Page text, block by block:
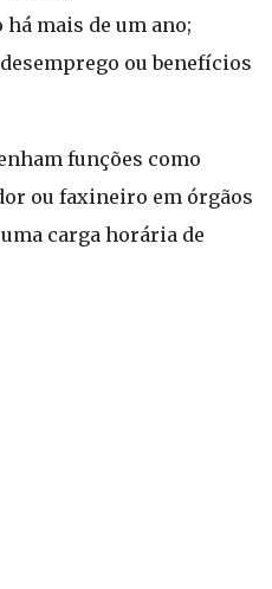
mais de um ano;
ou benefícios
funções como
ou faxineiro em órgãos
carga horária de